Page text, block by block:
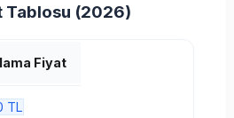
Tablosu (2026)
Fiyat
TL